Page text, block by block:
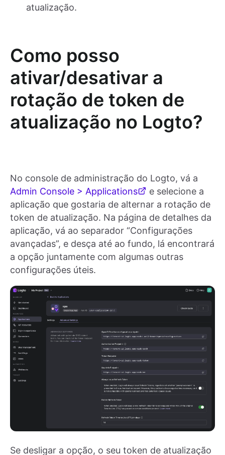
atualização.
Como posso
ativar/desativar a
rotação de token de
atualização no Logto?
No console de administração do Logto, vá a
Admin Console > Applications
e selecione a
aplicação que gostaria de alternar a rotação de
token de atualização. Na página de detalhes da
aplicação, vá ao separador “Configurações
avançadas”, e desça até ao fundo, lá encontrará
a opção juntamente com algumas outras
configurações úteis.
Se desligar a opção, o seu token de atualização